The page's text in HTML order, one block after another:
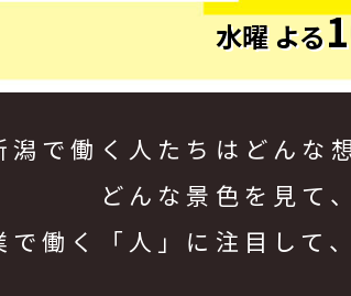
水曜 よる
潟で働く人たちはどんな
どんな景色を見て
働く「人」に注目して、